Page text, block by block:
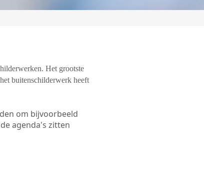
Het grootste
buitenschilderwerk heeft
om bijvoorbeeld
agenda's zitten